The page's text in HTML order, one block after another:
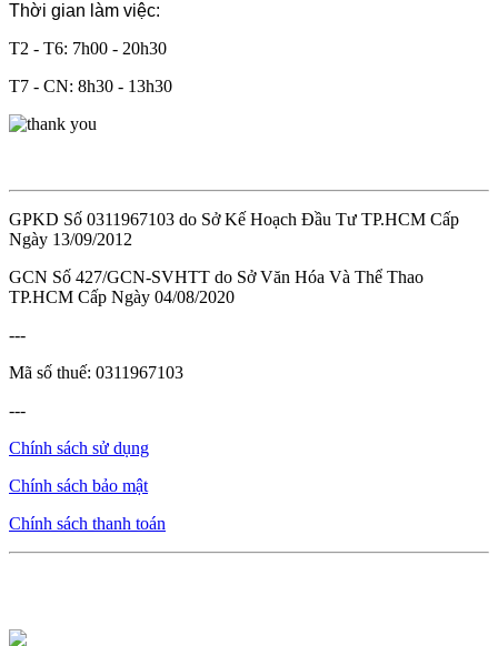
Thời gian làm việc:
T2 - T6: 7h00 - 20h30
T7 - CN: 8h30 - 13h30
GPKD Số 0311967103 do Sở Kế Hoạch Đầu Tư TP.HCM Cấp
Ngày 13/09/2012
GCN Số 427/GCN-SVHTT do Sở Văn Hóa Và Thể Thao
TP.HCM Cấp Ngày 04/08/2020
---
Mã số thuế: 0311967103
---
Chính sách sử dụng
Chính sách bảo mật
Chính sách thanh toán